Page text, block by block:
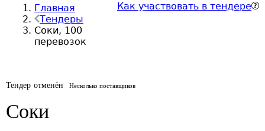
Главная
Тендеры
Соки, 100
перевозок
Как участвовать в тендере
Тендер отменён Несколько поставщиков
Соки